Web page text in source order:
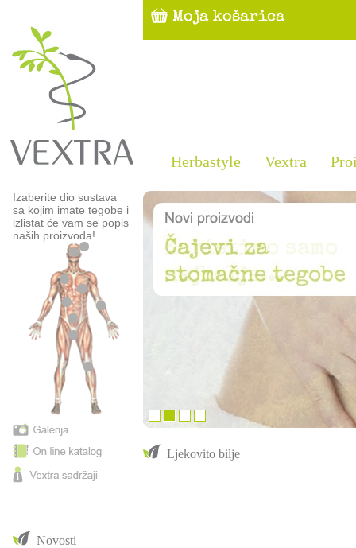
Herbastyle Vextra
Izaberite dio sustava
sa kojim imate tegobe i
izlistat će vam se popis
naših proizvoda!
Novosti
Ljekovito bilje